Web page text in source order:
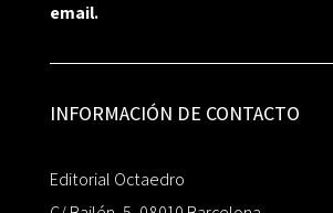
email.
INFORMACIÓN DE CONTACTO
Editorial Octaedro